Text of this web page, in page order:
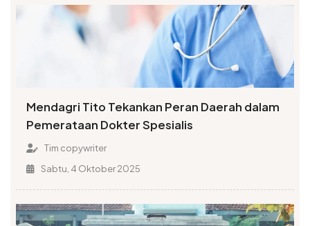
Mendagri Tito Tekankan Peran Daerah dalam
Pemerataan Dokter Spesialis
Tim copywriter
Sabtu, 4 Oktober 2025